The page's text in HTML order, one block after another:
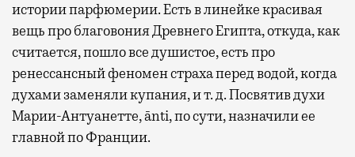
истории парфюмерии. Есть в линейке красивая
вещь про благовония Древнего Египта, откуда, как
считается, пошло все душистое, есть про
ренессансный феномен страха перед водой, когда
духами заменяли купания, и т. д. Посвятив духи
Марии-Антуанетте, ānti, по сути, назначили ее
главной по Франции.